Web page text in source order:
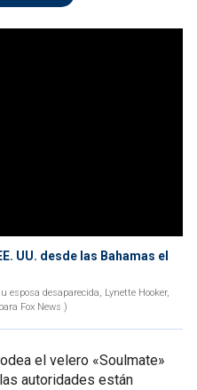
UU. desde las Bahamas el
esposa desaparecida, Lynette Hooker,
Fox News )
el velero «Soulmate»
autoridades están